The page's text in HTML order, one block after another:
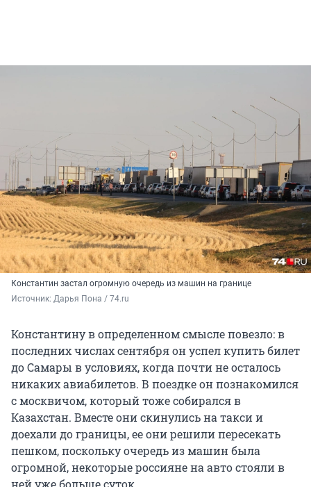
Константин застал огромную очередь из машин на границе
Источник: Дарья Пона / 74.ru
Константину в определенном смысле повезло: в
последних числах сентября он успел купить билет
до Самары в условиях, когда почти не осталось
никаких авиабилетов. В поездке он познакомился
с москвичом, который тоже собирался в
Казахстан. Вместе они скинулись на такси и
доехали до границы, ее они решили пересекать
пешком, поскольку очередь из машин была
огромной, некоторые россияне на авто стояли в